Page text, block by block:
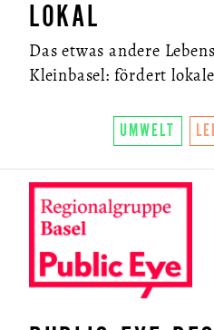
LOKAL
Das etwas andere
Kleinbasel: fördert
UMWELT